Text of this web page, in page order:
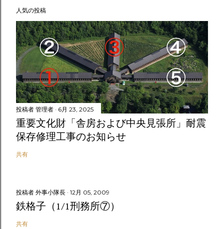
人気の投稿
投稿者 管理者 6月 23, 2025
重要文化財「舎房および中央見張所」耐震
保存修理工事のお知らせ
共有
投稿者 外事小隊長 12月 05, 2009
鉄格子（1/1刑務所⑦）
共有